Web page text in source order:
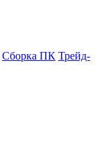
Сборка ПК Трейд-